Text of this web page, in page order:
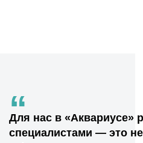
“
Для нас в «Аквариусе»
специалистами — это